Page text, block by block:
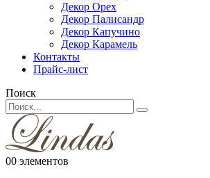
Декор Орех
Декор Палисандр
Декор Капучино
Декор Карамель
Контакты
Прайс-лист
Поиск
00 элементов